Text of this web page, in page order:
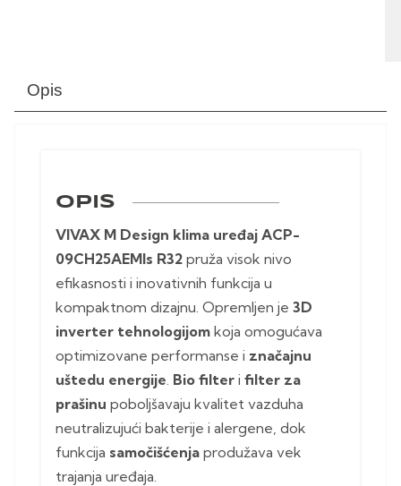
Opis
OPIS
VIVAX M Design klima uređaj ACP-
09CH25AEMIs R32 pruža visok nivo
efikasnosti i inovativnih funkcija u
kompaktnom dizajnu. Opremljen je 3D
inverter tehnologijom koja omogućava
optimizovane performanse i značajnu
uštedu energije. Bio filter i filter za
prašinu poboljšavaju kvalitet vazduha
neutralizujući bakterije i alergene, dok
funkcija samočišćenja produžava vek
trajanja uređaja.